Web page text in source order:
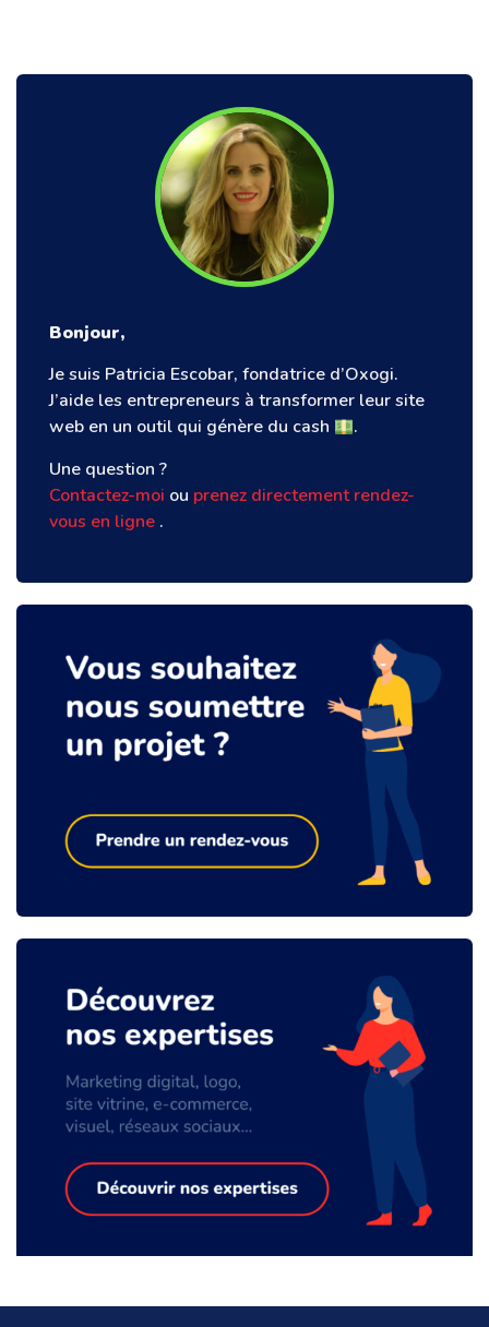
Bonjour,
Je suis Patricia Escobar, fondatrice d’Oxogi.
J’aide les entrepreneurs à transformer leur site
web en un outil qui génère du cash
.
Une question ?
Contactez-moi ou prenez directement rendez-
vous en ligne .